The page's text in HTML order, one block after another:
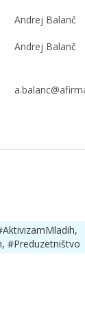
Andrej Balanč
Andrej Balanč
#Preduzetništvo